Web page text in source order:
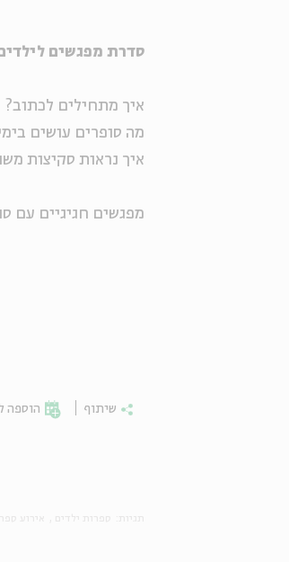
סדרת מפגשים
איך מתחילים לכתוב?
מה סופרים עושים
איך נראות סקיצות
מפגשים חגיגיים עם
שיתוף הוספה